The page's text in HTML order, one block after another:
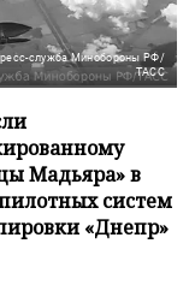
служба Минобороны РФ/
ТАСС
Мадьяра» в
систем
«Днепр»